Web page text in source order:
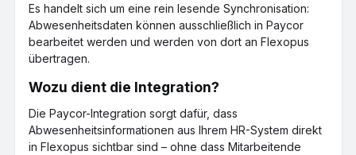
Es handelt sich um eine rein lesende Synchronisation:
Abwesenheitsdaten können ausschließlich in Paycor
bearbeitet werden und werden von dort an Flexopus
übertragen.
Wozu dient die Integration?
Die Paycor-Integration sorgt dafür, dass
Abwesenheitsinformationen aus Ihrem HR-System direkt
in Flexopus sichtbar sind – ohne dass Mitarbeitende